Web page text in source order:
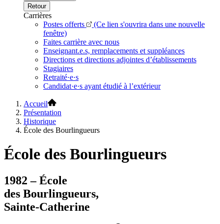
Retour
Carrières
Postes offerts
(Ce lien s'ouvrira dans une nouvelle
fenêtre)
Faites carrière avec nous
Enseignant.e.s, remplacements et suppléances
Directions et directions adjointes d’établissements
Stagiaires
Retraité·e·s
Candidat·e·s ayant étudié à l’extérieur
Accueil
Présentation
Historique
École des Bourlingueurs
École des Bourlingueurs
1982 – École
des Bourlingueurs,
Sainte-Catherine